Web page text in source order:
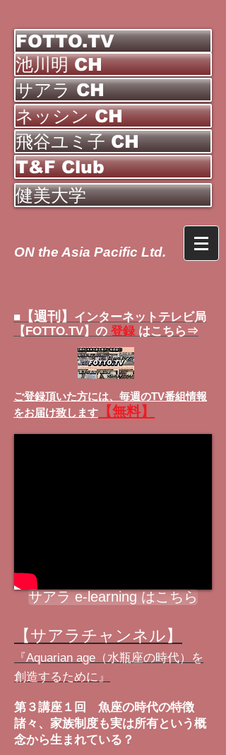
FOTTO.TV
池川明 CH
サアラ CH
ネッシン CH
飛谷ユミ子 CH
T&F Club
健美大学
ON the Asia Pacific Ltd.
■ 【週刊】
インターネットテレビ局
【FOTTO.TV】の 登録 はこちら⇒
ご登録頂いた方には、 毎週のTV番組情報
をお届け致します
【無料】
サアラ e-learning はこちら
【サアラチャンネル】
『Aquarian age（水瓶座の時代）を
創造するために』
第３講座１回 魚座の時代の特徴
諸々、家族制度も実は所有という概
念から生まれている？